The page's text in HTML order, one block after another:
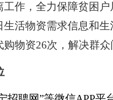
作，全力保障贫困
活物资需求信息和
购物资26次，解决群众